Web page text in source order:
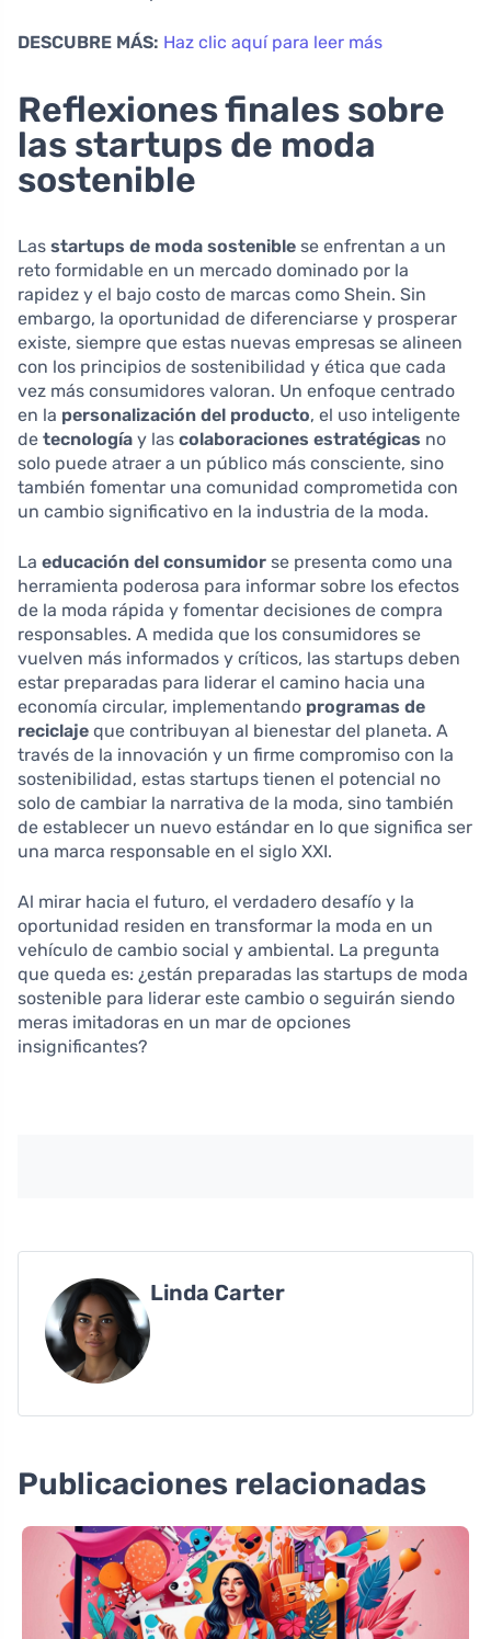
DESCUBRE MÁS: Haz clic aquí para leer más
Reflexiones finales sobre
las startups de moda
sostenible
Las startups de moda sostenible se enfrentan a un
reto formidable en un mercado dominado por la
rapidez y el bajo costo de marcas como Shein. Sin
embargo, la oportunidad de diferenciarse y prosperar
existe, siempre que estas nuevas empresas se alineen
con los principios de sostenibilidad y ética que cada
vez más consumidores valoran. Un enfoque centrado
en la personalización del producto, el uso inteligente
de tecnología y las colaboraciones estratégicas no
solo puede atraer a un público más consciente, sino
también fomentar una comunidad comprometida con
un cambio significativo en la industria de la moda.
La educación del consumidor se presenta como una
herramienta poderosa para informar sobre los efectos
de la moda rápida y fomentar decisiones de compra
responsables. A medida que los consumidores se
vuelven más informados y críticos, las startups deben
estar preparadas para liderar el camino hacia una
economía circular, implementando programas de
reciclaje que contribuyan al bienestar del planeta. A
través de la innovación y un firme compromiso con la
sostenibilidad, estas startups tienen el potencial no
solo de cambiar la narrativa de la moda, sino también
de establecer un nuevo estándar en lo que significa ser
una marca responsable en el siglo XXI.
Al mirar hacia el futuro, el verdadero desafío y la
oportunidad residen en transformar la moda en un
vehículo de cambio social y ambiental. La pregunta
que queda es: ¿están preparadas las startups de moda
sostenible para liderar este cambio o seguirán siendo
meras imitadoras en un mar de opciones
insignificantes?
Linda Carter
Publicaciones relacionadas